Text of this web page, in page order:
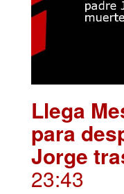
Llega
para
Jorge
23:43